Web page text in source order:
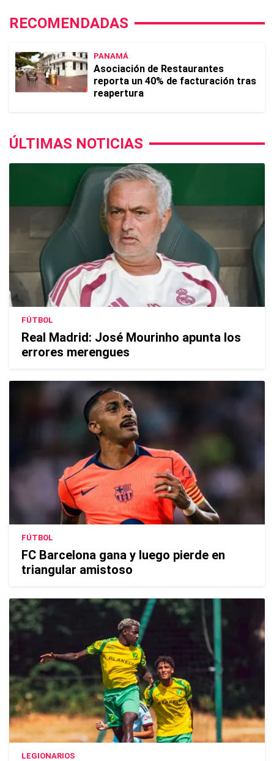
RECOMENDADAS
PANAMÁ
Asociación de Restaurantes
reporta un 40% de facturación tras
reapertura
ÚLTIMAS NOTICIAS
FÚTBOL
Real Madrid: José Mourinho apunta los
errores merengues
FÚTBOL
FC Barcelona gana y luego pierde en
triangular amistoso
LEGIONARIOS